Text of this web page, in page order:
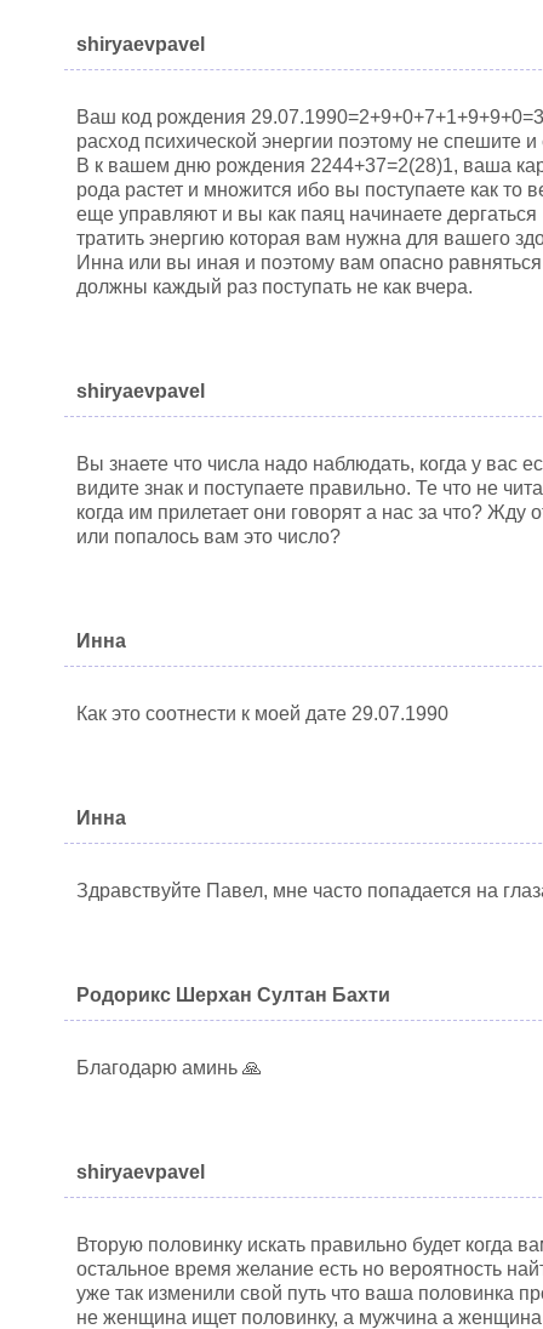
shiryaevpavel
Ваш код рождения
расход психической энергии поэтому не спешите
В к вашем дню рождения 2244+37=2(28)1, ваша
рода растет и множится ибо вы поступаете как то
еще управляют и вы как паяц начинаете
тратить энергию которая вам нужна для вашего
Инна или вы иная и поэтому вам опасно
должны каждый раз поступать не как вчера.
shiryaevpavel
Вы знаете что числа надо наблюдать, когда у вас
видите знак и поступаете правильно. Те что не
когда им прилетает они говорят а нас за что? Жду
или попалось вам это число?
Инна
Как это соотнести к моей дате 29.07.1990
Инна
Здравствуйте Павел, мне часто попадается на
Родорикс Шерхан Султан Бахти
Благодарю аминь 🙏
shiryaevpavel
Вторую половинку искать правильно будет когда
остальное время желание есть но вероятность
уже так изменили свой путь что ваша половинка
не женщина ищет половинку, а мужчина а